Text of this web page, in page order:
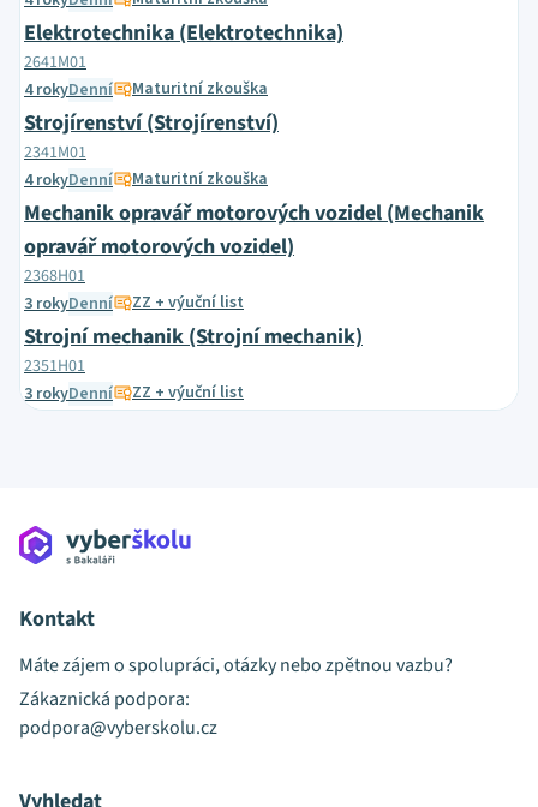
Elektrotechnika (Elektrotechnika)
2641M01
4 rokyDenní Maturitní zkouška
Strojírenství (Strojírenství)
2341M01
4 rokyDenní Maturitní zkouška
Mechanik opravář motorových vozidel (Mechanik
opravář motorových vozidel)
2368H01
3 rokyDenní ZZ + výuční list
Strojní mechanik (Strojní mechanik)
2351H01
3 rokyDenní ZZ + výuční list
Kontakt
Máte zájem o spolupráci, otázky nebo zpětnou vazbu?
Zákaznická podpora:
podpora@vyberskolu.cz